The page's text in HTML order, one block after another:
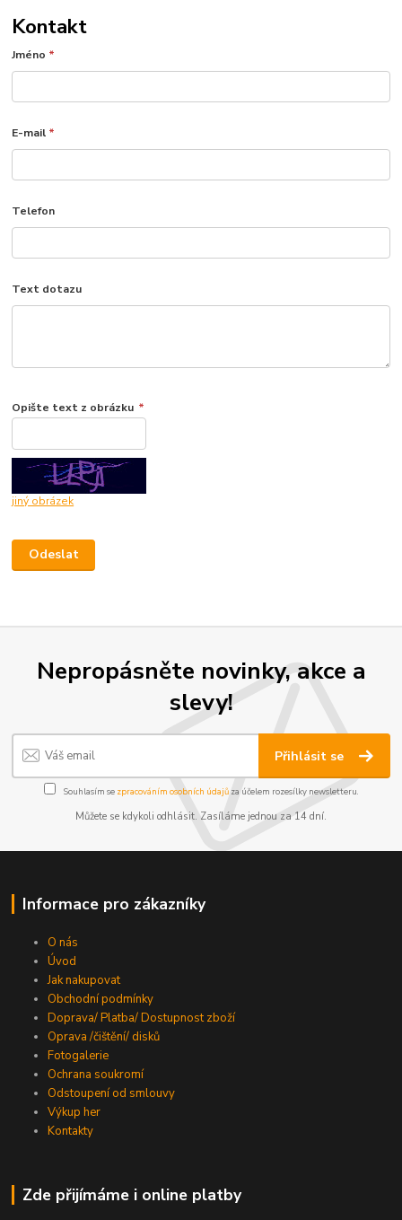
Kontakt
Jméno *
E-mail *
Telefon
Text dotazu
Opište text z obrázku *
jiný obrázek
Nepropásněte novinky, akce a
slevy!
Přihlásit se
Souhlasím se zpracováním osobních údajůza účelem rozesílky newsletteru.
Můžete se kdykoli odhlásit. Zasíláme jednou za 14 dní.
Informace pro zákazníky
O nás
Úvod
Jak nakupovat
Obchodní podmínky
Doprava/ Platba/ Dostupnost zboží
Oprava /čištění/ disků
Fotogalerie
Ochrana soukromí
Odstoupení od smlouvy
Výkup her
Kontakty
Zde přijímáme i online platby